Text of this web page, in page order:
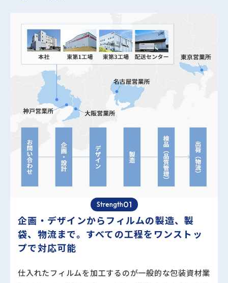
Strength01
企画・デザインからフィルムの製造、製
袋、物流まで。すべての工程をワンストッ
プで対応可能
仕入れたフィルムを加工するのが一般的な包装資材業